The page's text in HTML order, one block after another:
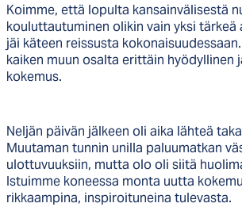
Koimme, että lopulta kansainvälisestä
kouluttautuminen olikin vain yksi tärkeä
jäi käteen reissusta
kaiken muun osalta erittäin hyödyllinen
kokemus.
Neljän päivän jälkeen oli aika lähteä
Muutaman tunnin unilla paluumatkan
ulottuvuuksiin, mutta olo oli siitä
Istuimme koneessa monta uutta
rikkaampina, inspiroituneina tulevasta.